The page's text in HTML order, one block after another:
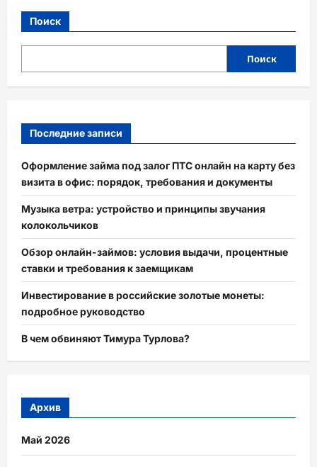
Поиск
Поиск
Последние записи
Оформление займа под залог ПТС онлайн на карту без
визита в офис: порядок, требования и документы
Музыка ветра: устройство и принципы звучания
колокольчиков
Обзор онлайн-займов: условия выдачи, процентные
ставки и требования к заемщикам
Инвестирование в российские золотые монеты:
подробное руководство
В чем обвиняют Тимура Турлова?
Архив
Май 2026